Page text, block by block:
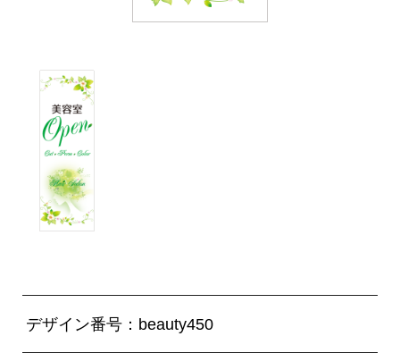
デザイン番号：beauty450